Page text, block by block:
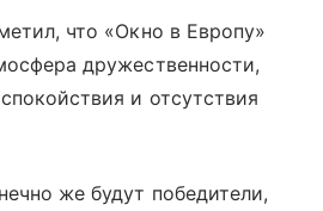
что «Окно в Европу»
дружественности,
и отсутствия
же будут победители,